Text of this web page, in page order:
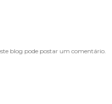
blog pode postar um comentário.